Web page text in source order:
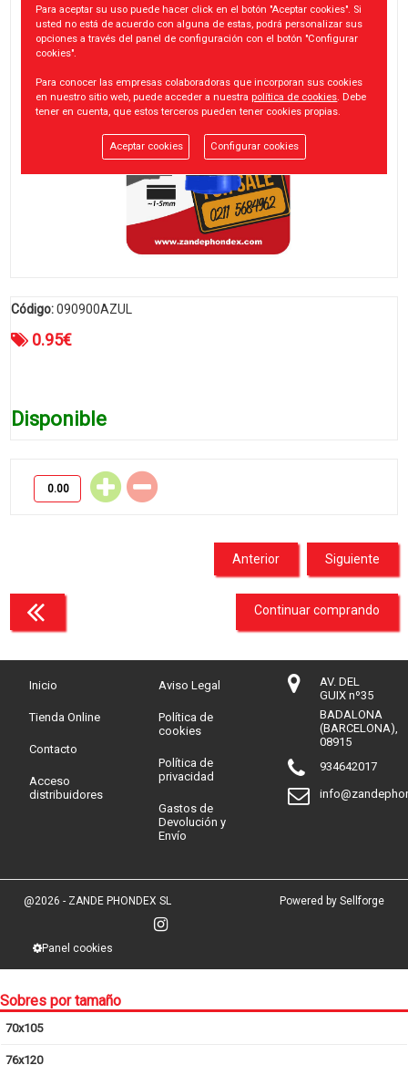
Código:090900AZUL
0.95€
Disponible
Siguiente
Anterior
Continuar comprando
Inicio
Tienda Online
Contacto
Acceso
distribuidores
Aviso Legal
Política de
cookies
Política de
privacidad
Gastos de
Devolución y
Envío
AV. DEL
GUIX nº35
BADALONA
(BARCELONA),
08915
934642017
@2026 - ZANDE PHONDEX SL
Panel cookies
Powered by Sellforge
Sobres por tamaño
70x105
76x120
Para aceptar su uso puede hacer click en el botón "Aceptar cookies". Si
usted no está de acuerdo con alguna de estas, podrá personalizar sus
opciones a través del panel de configuración con el botón "Configurar
cookies".
Para conocer las empresas colaboradoras que incorporan sus cookies
en nuestro sitio web, puede acceder a nuestra política de cookies. Debe
tener en cuenta, que estos terceros pueden tener cookies propias.
Aceptar cookies Configurar cookies